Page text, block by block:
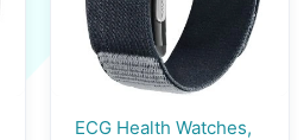
ECG Health Watches,